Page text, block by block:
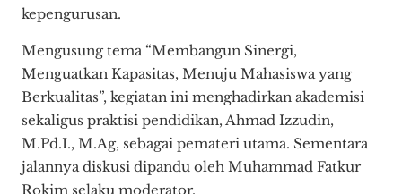
kepengurusan.
Mengusung tema “Membangun Sinergi,
Menguatkan Kapasitas, Menuju Mahasiswa yang
Berkualitas”, kegiatan ini menghadirkan akademisi
sekaligus praktisi pendidikan, Ahmad Izzudin,
M.Pd.I., M.Ag, sebagai pemateri utama. Sementara
jalannya diskusi dipandu oleh Muhammad Fatkur
Rokim selaku moderator.